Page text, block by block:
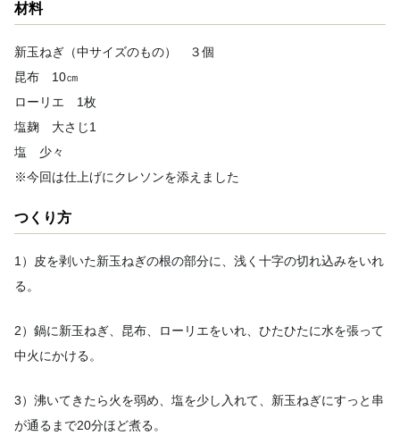
材料
新玉ねぎ（中サイズのもの） ３個
昆布 10㎝
ローリエ 1枚
塩麹 大さじ1
塩 少々
※今回は仕上げにクレソンを添えました
つくり方
1）皮を剥いた新玉ねぎの根の部分に、浅く十字の切れ込みをいれ
る。
2）鍋に新玉ねぎ、昆布、ローリエをいれ、ひたひたに水を張って
中火にかける。
3）沸いてきたら火を弱め、塩を少し入れて、新玉ねぎにすっと串
が通るまで20分ほど煮る。